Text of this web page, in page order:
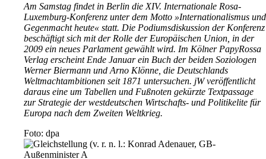
Am Samstag findet in Berlin die XIV. Internationale Rosa-
Luxemburg-Konferenz unter dem Motto »Internationalismus und
Gegenmacht heute« statt. Die Podiumsdiskussion der Konferenz
beschäftigt sich mit der Rolle der Europäischen Union, in der
2009 ein neues Parlament gewählt wird. Im Kölner PapyRossa
Verlag erscheint Ende Januar ein Buch der beiden Soziologen
Werner Biermann und Arno Klönne, die Deutschlands
Weltmachtambitionen seit 1871 untersuchen. jW veröffentlicht
daraus eine um Tabellen und Fußnoten gekürzte Textpassage
zur Strategie der westdeutschen Wirtschafts- und Politikelite für
Europa nach dem Zweiten Weltkrieg.
Foto: dpa